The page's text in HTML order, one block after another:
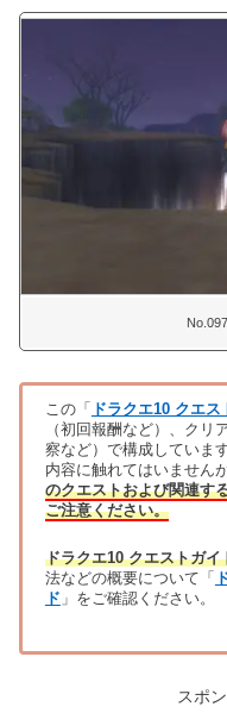
この「 ドラクエ10 クエス
（初回報酬など）、クリ
察など）で構成していま
内容に触れてはいません
のクエストおよび関連す
ご注意ください。
ドラクエ10 クエストガイ
法などの概要について「
ド 」をご確認ください。
スポ